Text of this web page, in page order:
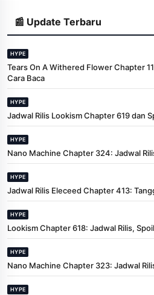
📰 Update Terbaru
HYPE
Tears On A Withered Flower Chapter
Cara Baca
HYPE
Jadwal Rilis Lookism Chapter 619 dan
HYPE
Nano Machine Chapter 324: Jadwal
HYPE
Jadwal Rilis Eleceed Chapter 413:
HYPE
Lookism Chapter 618: Jadwal Rilis,
HYPE
Nano Machine Chapter 323: Jadwal
HYPE